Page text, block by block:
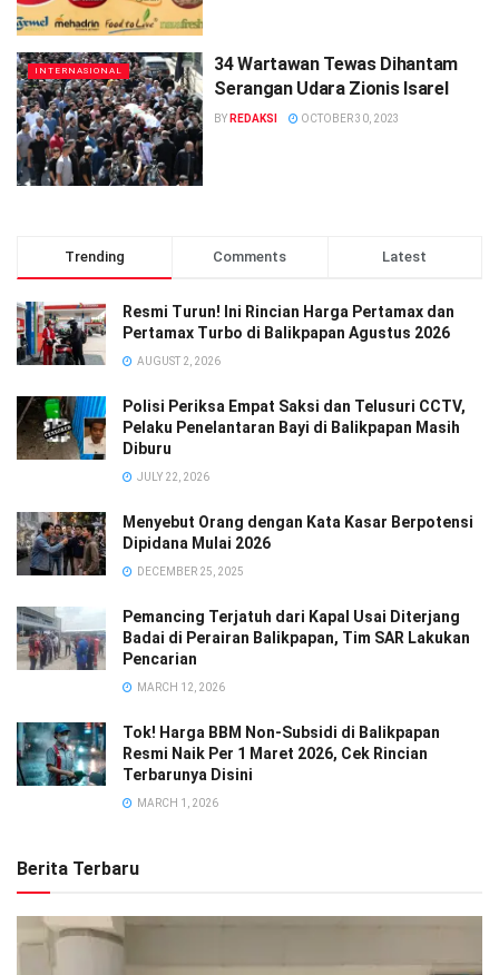
INTERNASIONAL
34 Wartawan Tewas Dihantam
Serangan Udara Zionis Isarel
BY REDAKSI OCTOBER 30, 2023
Trending Comments Latest
Resmi Turun! Ini Rincian Harga Pertamax dan
Pertamax Turbo di Balikpapan Agustus 2026
AUGUST 2, 2026
Polisi Periksa Empat Saksi dan Telusuri CCTV,
Pelaku Penelantaran Bayi di Balikpapan Masih
Diburu
JULY 22, 2026
Menyebut Orang dengan Kata Kasar Berpotensi
Dipidana Mulai 2026
DECEMBER 25, 2025
Pemancing Terjatuh dari Kapal Usai Diterjang
Badai di Perairan Balikpapan, Tim SAR Lakukan
Pencarian
MARCH 12, 2026
Tok! Harga BBM Non-Subsidi di Balikpapan
Resmi Naik Per 1 Maret 2026, Cek Rincian
Terbarunya Disini
MARCH 1, 2026
Berita Terbaru